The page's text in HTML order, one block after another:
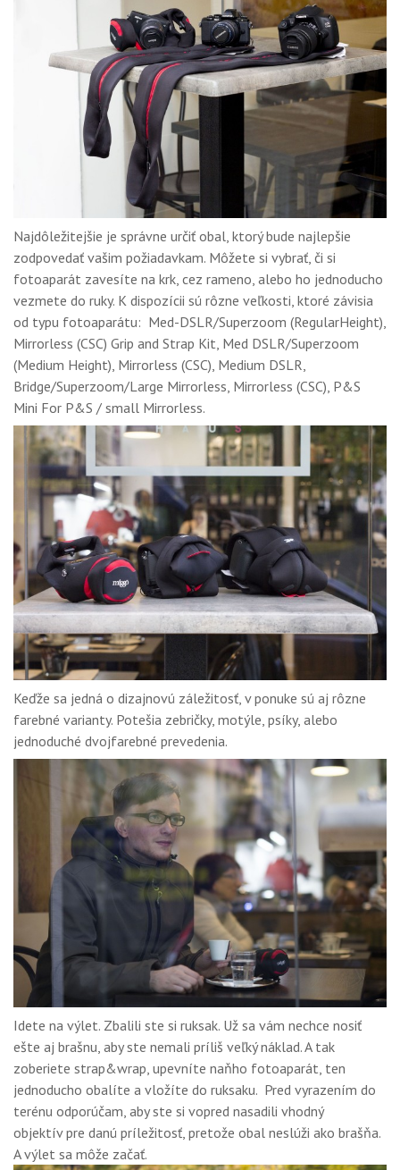
Najdôležitejšie je správne určiť obal, ktorý bude najlepšie
zodpovedať vašim požiadavkam. Môžete si vybrať, či si
fotoaparát zavesíte na krk, cez rameno, alebo ho jednoducho
vezmete do ruky. K dispozícii sú rôzne veľkosti, ktoré závisia
od typu fotoaparátu: Med-DSLR/Superzoom (RegularHeight),
Mirrorless (CSC) Grip and Strap Kit, Med DSLR/Superzoom
(Medium Height), Mirrorless (CSC), Medium DSLR,
Bridge/Superzoom/Large Mirrorless, Mirrorless (CSC), P&S
Mini For P&S / small Mirrorless.
Keďže sa jedná o dizajnovú záležitosť, v ponuke sú aj rôzne
farebné varianty. Potešia zebričky, motýle, psíky, alebo
jednoduché dvojfarebné prevedenia.
Idete na výlet. Zbalili ste si ruksak. Už sa vám nechce nosiť
ešte aj brašnu, aby ste nemali príliš veľký náklad. A tak
zoberiete strap&wrap, upevníte naňho fotoaparát, ten
jednoducho obalíte a vložíte do ruksaku. Pred vyrazením do
terénu odporúčam, aby ste si vopred nasadili vhodný
objektív pre danú príležitosť, pretože obal neslúži ako brašňa.
A výlet sa môže začať.